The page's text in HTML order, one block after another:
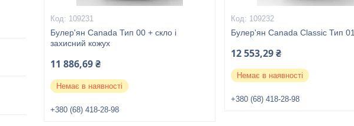
109231
Булер'ян Canada Тип 00 + скло і
захисний кожух
11 886,69 ₴
Немає в наявності
+380 (68) 418-28-98
109232
Булер'ян Canada Classic Тип 01
12 553,29 ₴
Немає в наявності
+380 (68) 418-28-98